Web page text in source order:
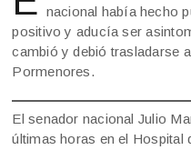
nacional había hecho
positivo y aducía ser
cambió y debió trasladarse
Pormenores.
El senador nacional Julio
últimas horas en el Hospital